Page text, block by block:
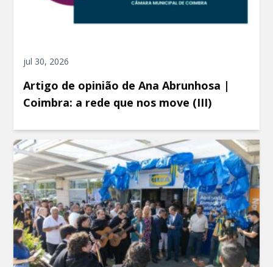
jul 30, 2026
Artigo de opinião de Ana Abrunhosa |
Coimbra: a rede que nos move (III)